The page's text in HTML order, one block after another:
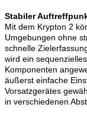
Stabiler
Mit dem Krypton 2
Umgebungen ohne
schnelle
wird ein
Komponenten
äußerst einfache
Vorsatzgerätes
in verschiedenen